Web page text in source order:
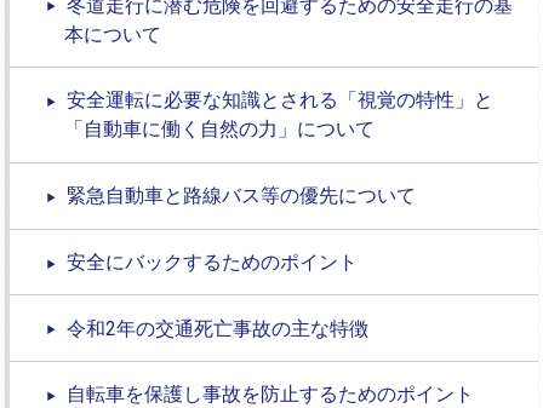
冬道走行に潜む危険を回避するための安全走行の基
本について
安全運転に必要な知識とされる「視覚の特性」と
「自動車に働く自然の力」について
緊急自動車と路線バス等の優先について
安全にバックするためのポイント
令和2年の交通死亡事故の主な特徴
自転車を保護し事故を防止するためのポイント